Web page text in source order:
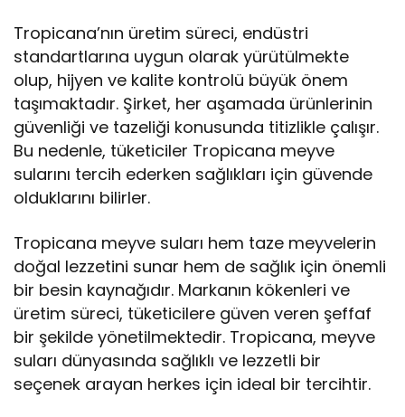
Tropicana’nın üretim süreci, endüstri
standartlarına uygun olarak yürütülmekte
olup, hijyen ve kalite kontrolü büyük önem
taşımaktadır. Şirket, her aşamada ürünlerinin
güvenliği ve tazeliği konusunda titizlikle çalışır.
Bu nedenle, tüketiciler Tropicana meyve
sularını tercih ederken sağlıkları için güvende
olduklarını bilirler.
Tropicana meyve suları hem taze meyvelerin
doğal lezzetini sunar hem de sağlık için önemli
bir besin kaynağıdır. Markanın kökenleri ve
üretim süreci, tüketicilere güven veren şeffaf
bir şekilde yönetilmektedir. Tropicana, meyve
suları dünyasında sağlıklı ve lezzetli bir
seçenek arayan herkes için ideal bir tercihtir.